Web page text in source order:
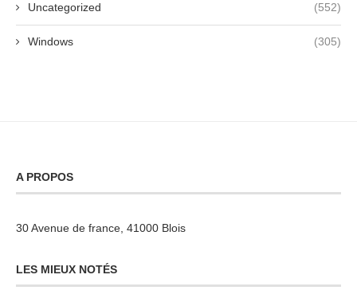
Uncategorized (552)
Windows (305)
A PROPOS
30 Avenue de france, 41000 Blois
LES MIEUX NOTÉS